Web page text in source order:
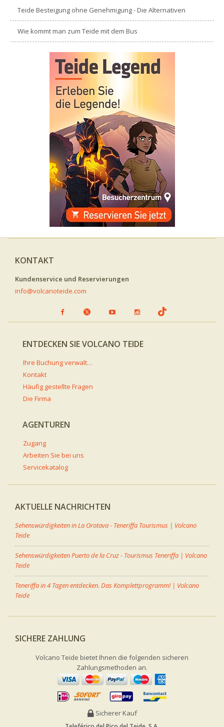
Teide Besteigung ohne Genehmigung - Die Alternativen
Wie kommt man zum Teide mit dem Bus
KONTAKT
Kundenservice und Reservierungen
info@volcanoteide.com
ENTDECKEN SIE VOLCANO TEIDE
Ihre Buchung verwalten
Kontakt
Häufig gestellte Fragen
Die Firma
AGENTUREN
Zugang
Arbeiten Sie bei uns
Servicekatalog
AKTUELLE NACHRICHTEN
Sehenswürdigkeiten in La Orotava - Teneriffa Tourismus | Volcano
Teide
Sehenswürdigkeiten Puerto de la Cruz - Tourismus Teneriffa | Volcano
Teide
Teneriffa in 4 Tagen entdecken. Das Komplettprogramm! | Volcano
Teide
SICHERE ZAHLUNG
Volcano Teide bietet Ihnen die folgenden sicheren
Zahlungsmethoden an.
Sicherer Kauf